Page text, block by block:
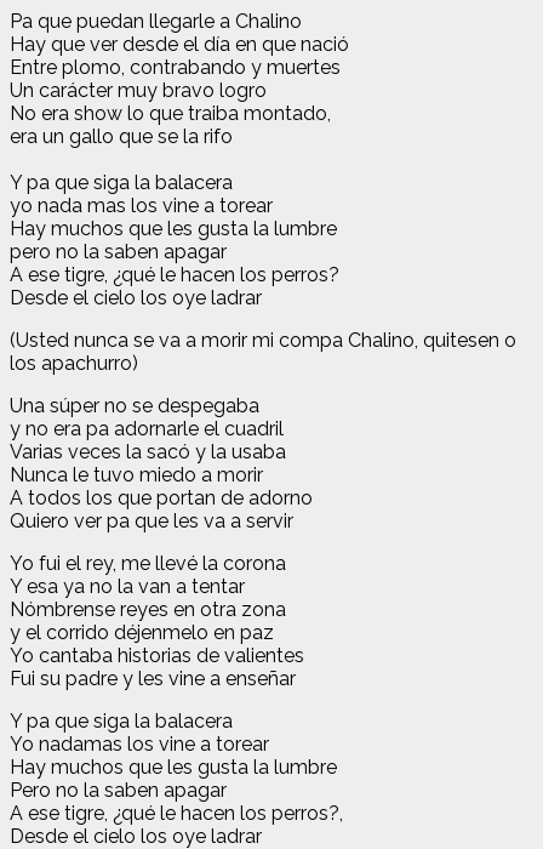
Pa que puedan llegarle a Chalino
Hay que ver desde el día en que nació
Entre plomo, contrabando y muertes
Un carácter muy bravo logro
No era show lo que traiba montado,
era un gallo que se la rifo
Y pa que siga la balacera
yo nada mas los vine a torear
Hay muchos que les gusta la lumbre
pero no la saben apagar
A ese tigre, ¿qué le hacen los perros?
Desde el cielo los oye ladrar
(Usted nunca se va a morir mi compa Chalino, quitesen o
los apachurro)
Una súper no se despegaba
y no era pa adornarle el cuadril
Varias veces la sacó y la usaba
Nunca le tuvo miedo a morir
A todos los que portan de adorno
Quiero ver pa que les va a servir
Yo fui el rey, me llevé la corona
Y esa ya no la van a tentar
Nómbrense reyes en otra zona
y el corrido déjenmelo en paz
Yo cantaba historias de valientes
Fui su padre y les vine a enseñar
Y pa que siga la balacera
Yo nadamas los vine a torear
Hay muchos que les gusta la lumbre
Pero no la saben apagar
A ese tigre, ¿qué le hacen los perros?,
Desde el cielo los oye ladrar